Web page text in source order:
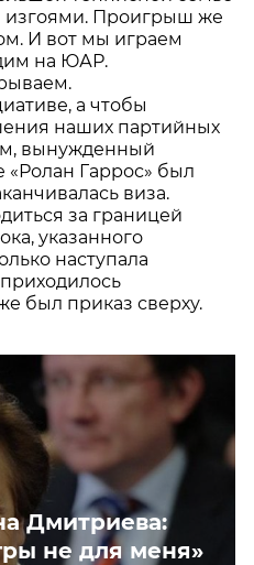
изгоями. Проигрыш же
И вот мы играем
на ЮАР.
а чтобы
наших партийных
вынужденный
Гаррос» был
виза.
за границей
указанного
наступала
был приказ сверху.
Дмитриева:
не для меня»